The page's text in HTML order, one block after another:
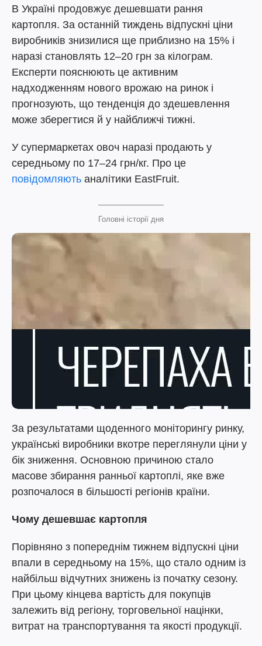
В Україні продовжує дешевшати рання
картопля. За останній тиждень відпускні ціни
виробників знизилися ще приблизно на 15% і
наразі становлять 12–20 грн за кілограм.
Експерти пояснюють це активним
надходженням нового врожаю на ринок і
прогнозують, що тенденція до здешевлення
може зберегтися й у найближчі тижні.
У супермаркетах овоч наразі продають у
середньому по 17–24 грн/кг. Про це
повідомляють аналітики EastFruit.
Головні історії дня
За результатами щоденного моніторингу ринку,
українські виробники вкотре переглянули ціни у
бік зниження. Основною причиною стало
масове збирання ранньої картоплі, яке вже
розпочалося в більшості регіонів країни.
Чому дешевшає картопля
Порівняно з попереднім тижнем відпускні ціни
впали в середньому на 15%, що стало одним із
найбільш відчутних знижень із початку сезону.
При цьому кінцева вартість для покупців
залежить від регіону, торговельної націнки,
витрат на транспортування та якості продукції.